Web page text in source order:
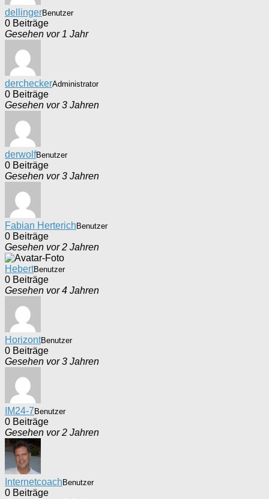
dellingerBenutzer
0 Beiträge
Gesehen vor 1 Jahr
dercheckerAdministrator
0 Beiträge
Gesehen vor 3 Jahren
derwolfBenutzer
0 Beiträge
Gesehen vor 3 Jahren
Fabian HerterichBenutzer
0 Beiträge
Gesehen vor 2 Jahren
HebertBenutzer
0 Beiträge
Gesehen vor 4 Jahren
HorizontBenutzer
0 Beiträge
Gesehen vor 3 Jahren
IM24-7Benutzer
0 Beiträge
Gesehen vor 2 Jahren
InternetcoachBenutzer
0 Beiträge